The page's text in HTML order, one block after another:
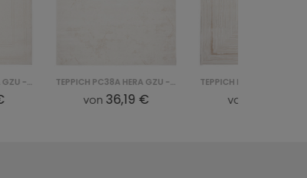
TEPPICH PC38A HERA GZU - BIAŁY
36,19 € 36,19 €